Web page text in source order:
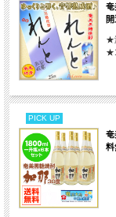
奄
★
PICK UP
奄
料